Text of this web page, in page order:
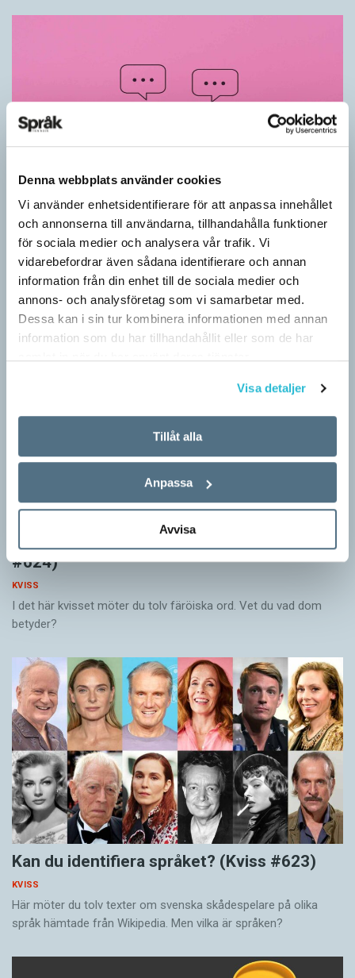
Denna webbplats använder cookies
Vi använder enhetsidentifierare för att anpassa innehållet
och annonserna till användarna, tillhandahålla funktioner
för sociala medier och analysera vår trafik. Vi
vidarebefordrar även sådana identifierare och annan
information från din enhet till de sociala medier och
annons- och analysföretag som vi samarbetar med.
Dessa kan i sin tur kombinera informationen med annan
information som du har tillhandahållit eller som de har
Visa detaljer
Tillåt alla
Anpassa
Avvisa
Känner du till orden från SAOL? (Kviss
#625)
KVISS
Vet du vad dom här tolv svenska orden betyder? Dom rätta
svaren kommer från Svenska Akademiens ordlista.
Vet du vad färöiska orden betyder? (Kviss
#624)
KVISS
I det här kvisset möter du tolv färöiska ord. Vet du vad dom
betyder?
Kan du identifiera språket? (Kviss #623)
KVISS
Här möter du tolv texter om svenska skådespelare på olika
språk hämtade från Wikipedia. Men vilka är språken?